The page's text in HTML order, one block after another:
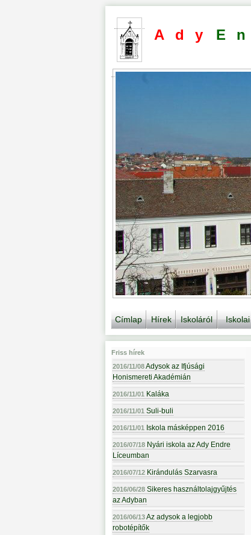
Ady
Címlap Hírek Iskoláról
Friss hírek
2016/11/08Adysok az Ifjúsági
Honismereti Akadémián
2016/11/01 Kaláka
2016/11/01 Suli-buli
2016/11/01 Iskola másképpen 2016
2016/07/18 Nyári iskola az Ady Endre
Líceumban
2016/07/12 Kirándulás Szarvasra
2016/06/28 Sikeres használtolajgyűjtés
az Adyban
2016/06/13Az adysok a legjobb
robotépítők